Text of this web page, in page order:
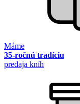
Máme
35-ročnú tradíciu
predaja kníh